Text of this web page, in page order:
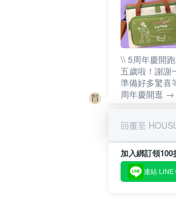
\\ 5周年慶開
五歲啦！謝
準備好多驚喜
周年慶開逛 →
回覆至
加入綁訂領100
連結 LINE